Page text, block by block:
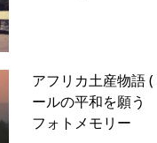
アフリカ土産物語
ールの平和を願う
フォトメモリー